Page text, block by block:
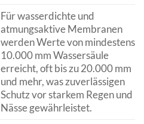
Für wasserdichte und
atmungsaktive Membranen
werden Werte von mindestens
10.000 mm Wassersäule
erreicht, oft bis zu 20.000 mm
und mehr, was zuverlässigen
Schutz vor starkem Regen und
Nässe gewährleistet.